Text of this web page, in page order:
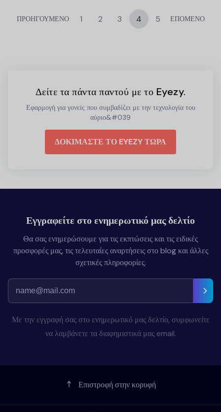
ΠΡΟΗΓΟΥΜΕΝΟ 1 2 3 4 5 ΕΠΟΜΕΝΟ
Δείτε τα πάντα παντού με το Eyezy.
Εφαρμογή για γονείς που συμβαδίζει με την τεχνολογία του
αύριο&#039
ΔΟΚΙΜΑΣΤΕ ΤΟ EYEZY ΤΩΡΑ
Εγγραφείτε στο ενημερωτικό μας δελτίο
Θα σας ενημερώσουμε για τις εκπτώσεις και τις ειδικές
προσφορές μας, τις τελευταίες αναρτήσεις στο blog και άλλες
σχετικές πληροφορίες.
Με την εγγραφή σας στο ενημερωτικό μας δελτίο, συμφωνείτε
να λαμβάνετε τα διαφημιστικά μας email.
Επιστροφή στην κορυφή